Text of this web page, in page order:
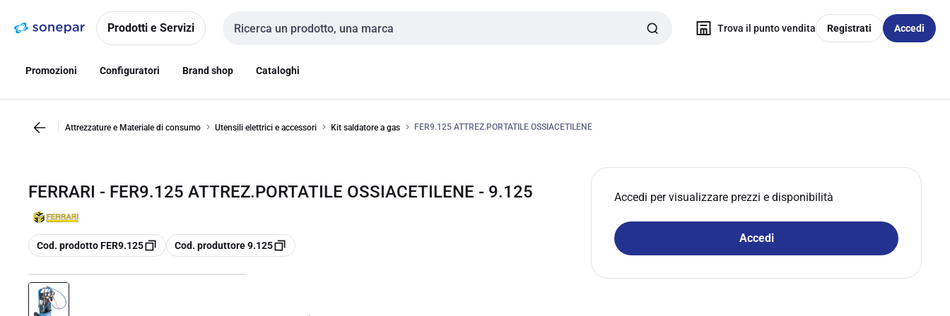
navigazionealla
Prodotti e Servizi
Cerca input
Trova il punto vendita Registrati Accedi
Promozioni Configuratori Brand shop Cataloghi
Attrezzature e Materiale di consumo Utensili elettrici e accessori Kit saldatore a gas FER9.125 ATTREZ.PORTATILE OSSIACETILENE
FERRARI - FER9.125 ATTREZ.PORTATILE OSSIACETILENE - 9.125
copia
Cod. prodotto FER9.125 copia
Cod. produttore 9.125
Accedi per visualizzare prezzi e disponibilità
Accedi